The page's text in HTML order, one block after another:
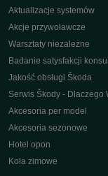
Aktualizacje systemów
Akcje przywoławcze
Warsztaty niezależne
Badanie satysfakcji
Jakość obsługi Škoda
Serwis Škody - Dlaczego
Akcesoria per model
Akcesoria sezonowe
Hotel opon
Koła zimowe